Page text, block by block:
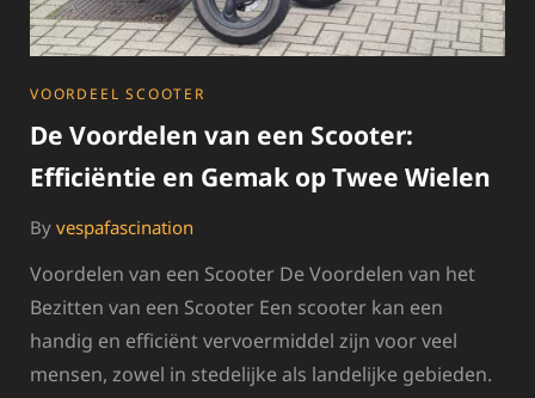
CATEGORIES
VOORDEEL SCOOTER
De Voordelen van een Scooter:
Efficiëntie en Gemak op Twee Wielen
By vespafascination
Voordelen van een Scooter De Voordelen van het
Bezitten van een Scooter Een scooter kan een
handig en efficiënt vervoermiddel zijn voor veel
mensen, zowel in stedelijke als landelijke gebieden.